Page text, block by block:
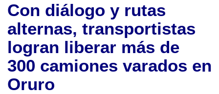
Con diálogo y rutas
alternas, transportistas
logran liberar más de
300 camiones varados en
Oruro